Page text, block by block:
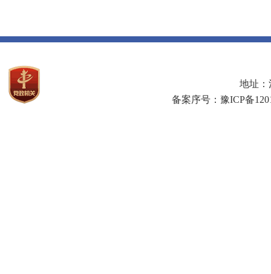
地址：
备案序号：豫ICP备